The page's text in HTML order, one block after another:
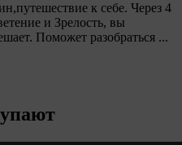
к себе. Через 4
и Зрелость, вы
Поможет разобраться ...